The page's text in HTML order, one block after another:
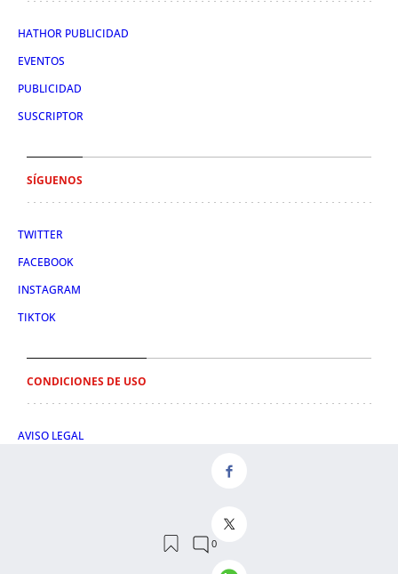
HATHOR PUBLICIDAD
EVENTOS
PUBLICIDAD
SUSCRIPTOR
SÍGUENOS
TWITTER
FACEBOOK
INSTAGRAM
TIKTOK
CONDICIONES DE USO
AVISO LEGAL